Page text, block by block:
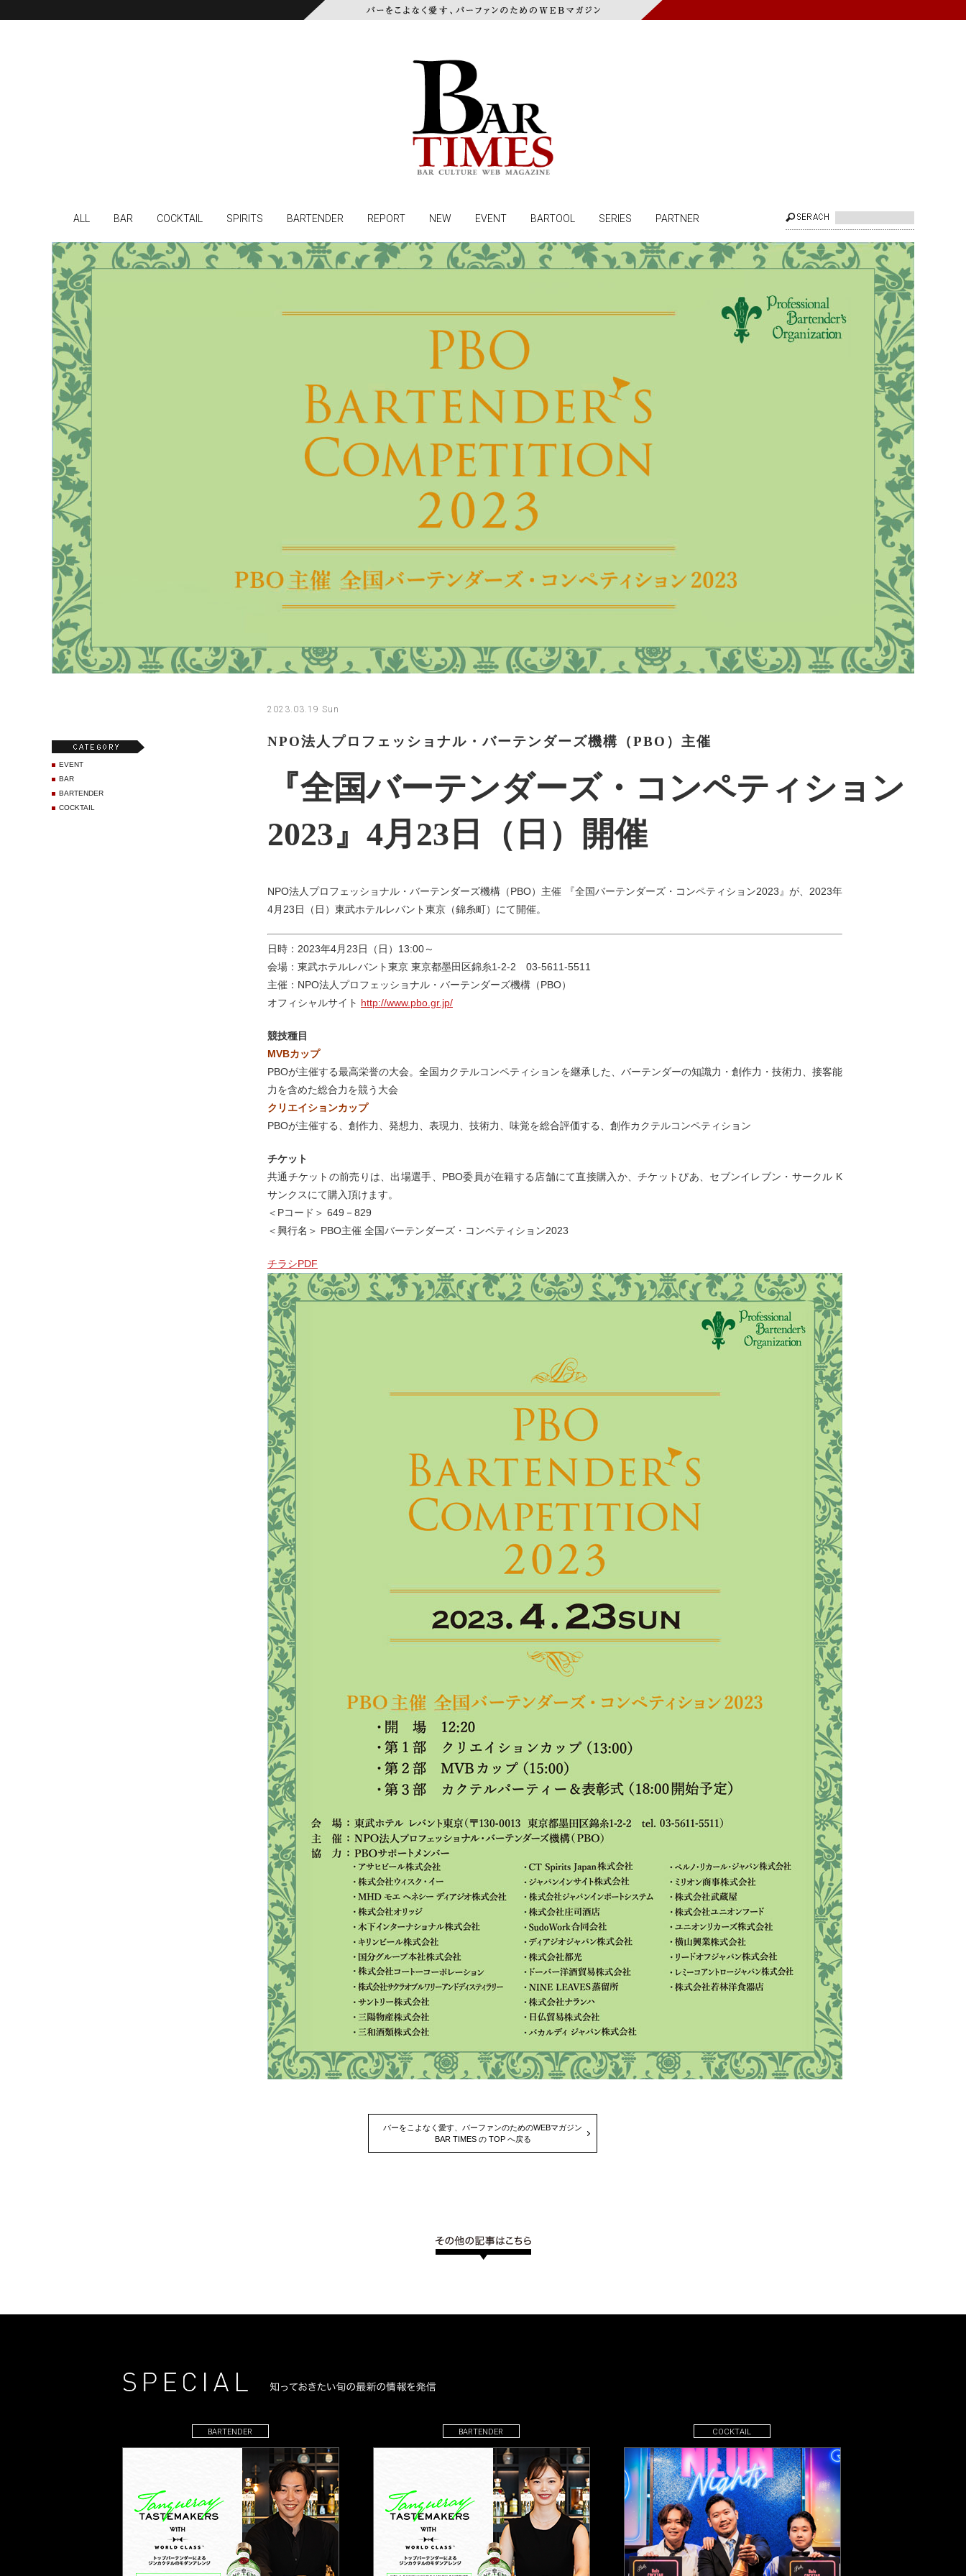
ALL BAR COCKTAIL SPIRITS BARTENDER REPORT NEW EVENT BARTOOL SERIES PARTNER
2023.03.19 Sun
NPO法人プロフェッショナル・バーテンダーズ機構（PBO）主催
『全国バーテンダーズ・コンペティション
2023』4月23日（日）開催
NPO法人プロフェッショナル・バーテンダーズ機構（PBO）主催 『全国バーテンダーズ・コンペティション2023』が、2023年
4月23日（日）東武ホテルレバント東京（錦糸町）にて開催。
日時：2023年4月23日（日）13:00～
会場：東武ホテルレバント東京 東京都墨田区錦糸1-2-2 03-5611-5511
主催：NPO法人プロフェッショナル・バーテンダーズ機構（PBO）
オフィシャルサイト http://www.pbo.gr.jp/
競技種目
MVBカップ
PBOが主催する最高栄誉の大会。全国カクテルコンペティションを継承した、バーテンダーの知識力・創作力・技術力、接客能
力を含めた総合力を競う大会
クリエイションカップ
PBOが主催する、創作力、発想力、表現力、技術力、味覚を総合評価する、創作カクテルコンペティション
チケット
共通チケットの前売りは、出場選手、PBO委員が在籍する店舗にて直接購入か、チケットぴあ、セブンイレブン・サークル K
サンクスにて購入頂けます。
＜Pコード＞ 649－829
＜興行名＞ PBO主催 全国バーテンダーズ・コンペティション2023
チラシPDF
バーをこよなく愛す、バーファンのためのWEBマガジン
BAR TIMES の TOP へ戻る
EVENT
BAR
BARTENDER
COCKTAIL
BARTENDER BARTENDER COCKTAIL